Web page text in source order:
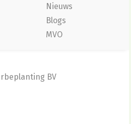
Nieuws
Blogs
MVO
BV